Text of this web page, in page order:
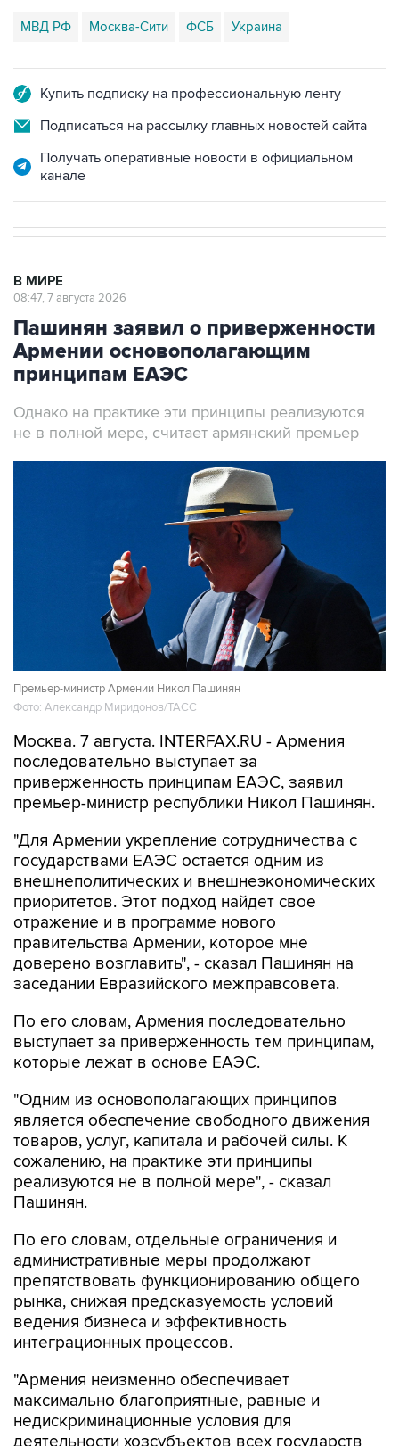
МВД РФ Москва-Сити ФСБ Украина
Купить подписку на профессиональную ленту
Подписаться на рассылку главных новостей сайта
Получать оперативные новости в официальном
канале
В МИРЕ
08:47, 7 августа 2026
Пашинян заявил о приверженности
Армении основополагающим
принципам ЕАЭС
Однако на практике эти принципы реализуются
не в полной мере, считает армянский премьер
Премьер-министр Армении Никол Пашинян
Фото: Александр Миридонов/ТАСС
Москва. 7 августа. INTERFAX.RU - Армения
последовательно выступает за
приверженность принципам ЕАЭС, заявил
премьер-министр республики Никол Пашинян.
"Для Армении укрепление сотрудничества с
государствами ЕАЭС остается одним из
внешнеполитических и внешнеэкономических
приоритетов. Этот подход найдет свое
отражение и в программе нового
правительства Армении, которое мне
доверено возглавить", - сказал Пашинян на
заседании Евразийского межправсовета.
По его словам, Армения последовательно
выступает за приверженность тем принципам,
которые лежат в основе ЕАЭС.
"Одним из основополагающих принципов
является обеспечение свободного движения
товаров, услуг, капитала и рабочей силы. К
сожалению, на практике эти принципы
реализуются не в полной мере", - сказал
Пашинян.
По его словам, отдельные ограничения и
административные меры продолжают
препятствовать функционированию общего
рынка, снижая предсказуемость условий
ведения бизнеса и эффективность
интеграционных процессов.
"Армения неизменно обеспечивает
максимально благоприятные, равные и
недискриминационные условия для